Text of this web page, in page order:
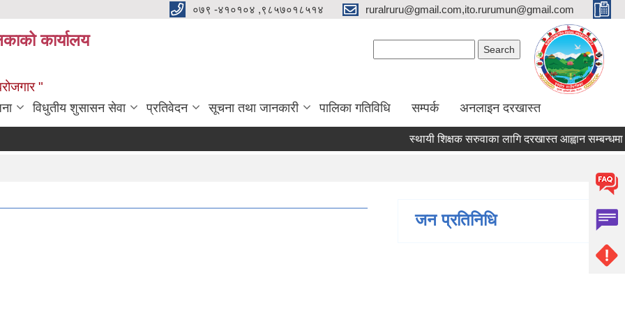
०७९ -४१०१०४ ,९८५७०१८५१४ ruralruru@gmail.com,ito.rurumun@gmail.com
कार्यालय
"
विधुतीय शुसासन सेवा प्रतिवेदन सूचना तथा जानकारी पालिका गतिविधि सम्पर्क अनलाइन दरखास्त
स्थायी शिक्षक सरुवाका लागि दरखास्त आह्वान सम्बन्धमा।
जन प्रतिनिधि